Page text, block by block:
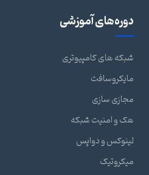
دوره‌های آموزشی
شبکه های کامپیوتری
مایکروسافت
مجازی سازی
هک و امنیت شبکه
لینوکس و دواپس
میکروتیک